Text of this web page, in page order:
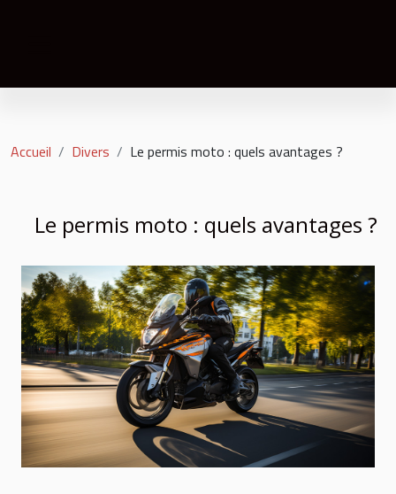
Accueil Divers Le permis moto : quels avantages ?
Le permis moto : quels avantages ?